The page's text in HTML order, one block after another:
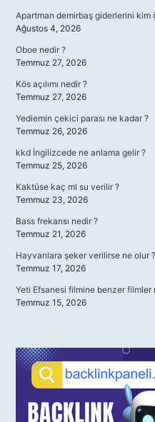
Apartman demirbaş giderlerini kim
Ağustos 4, 2026
Oboe nedir ?
Temmuz 27, 2026
Kös açılımı nedir ?
Temmuz 27, 2026
Yediemin çekici parası ne kadar ?
Temmuz 26, 2026
kkd İngilizcede ne anlama gelir ?
Temmuz 25, 2026
Kaktüse kaç ml su verilir ?
Temmuz 23, 2026
Bass frekansı nedir ?
Temmuz 21, 2026
Hayvanlara şeker verilirse ne olur ?
Temmuz 17, 2026
Yeti Efsanesi filmine benzer filmler
Temmuz 15, 2026